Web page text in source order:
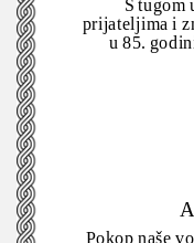
S tugom
prijateljima i
u 85.
Pokop naše